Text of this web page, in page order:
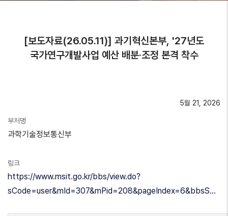
[보도자료(26.05.11)] 과기혁신본부, '27년도
국가연구개발사업 예산 배분·조정 본격 착수
5월 21, 2026
부처명
과학기술정보통신부
링크
https://www.msit.go.kr/bbs/view.do?
sCode=user&mId=307&mPid=208&pageIndex=6&bbsS…